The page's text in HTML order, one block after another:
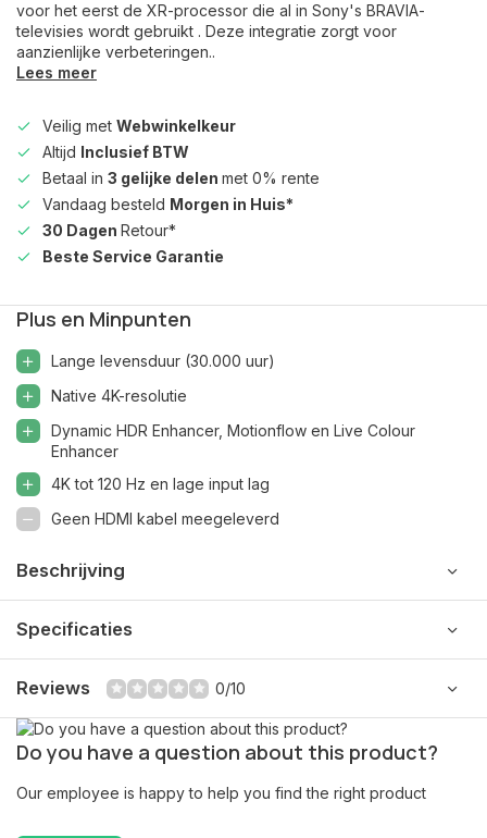
voor het eerst de XR-processor die al in Sony's BRAVIA-
televisies wordt gebruikt . Deze integratie zorgt voor
aanzienlijke verbeteringen..
Lees meer
Veilig met Webwinkelkeur
Altijd Inclusief BTW
Betaal in 3 gelijke delen met 0% rente
Vandaag besteld Morgen in Huis*
30 Dagen Retour*
Beste Service Garantie
Plus en Minpunten
Lange levensduur (30.000 uur)
Native 4K-resolutie
Dynamic HDR Enhancer, Motionflow en Live Colour
Enhancer
4K tot 120 Hz en lage input lag
Geen HDMI kabel meegeleverd
Beschrijving
Specificaties
Reviews 0/10
Do you have a question about this product?
Our employee is happy to help you find the right product